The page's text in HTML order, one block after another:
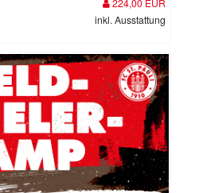
inkl. Ausstattung